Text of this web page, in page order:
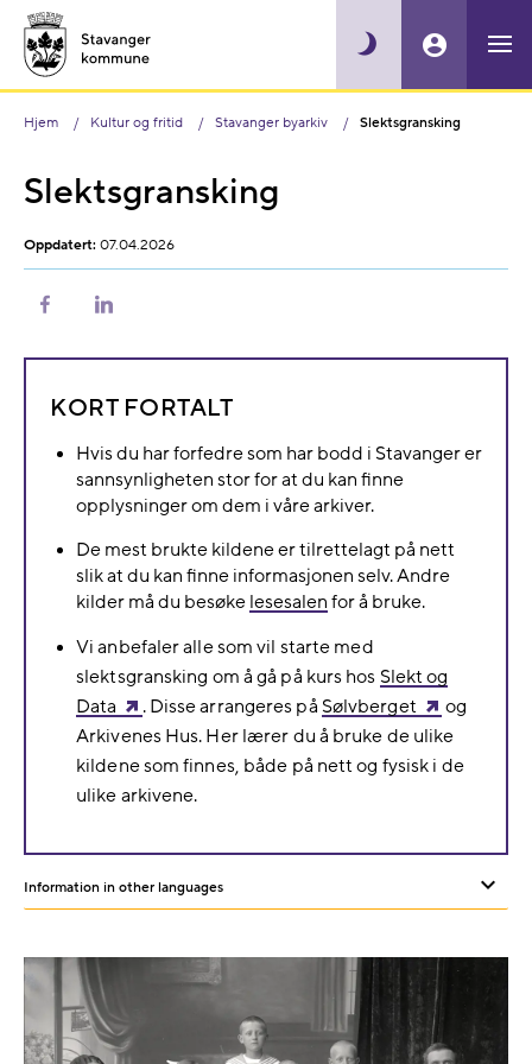
Hjem Kultur og fritid Stavanger byarkiv Slektsgransking
Slektsgransking
Oppdatert: 07.04.2026
Del
Del
KORT FORTALT
Hvis du har forfedre som har bodd i Stavanger er
sannsynligheten stor for at du kan finne
opplysninger om dem i våre arkiver.
De mest brukte kildene er tilrettelagt på nett
slik at du kan finne informasjonen selv. Andre
kilder må du besøke lesesalen for å bruke.
Vi anbefaler alle som vil starte med
slektsgransking om å gå på kurs hos Slekt og
Data
. Disse arrangeres på Sølvberget
og
Arkivenes Hus. Her lærer du å bruke de ulike
kildene som finnes, både på nett og fysisk i de
ulike arkivene.
Information in other languages
or